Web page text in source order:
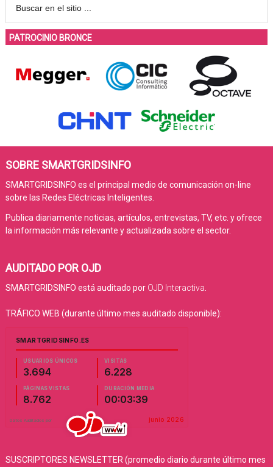
PATROCINIO BRONCE
SOBRE SMARTGRIDSINFO
SMARTGRIDSINFO es el principal medio de comunicación on-line
sobre las Redes Eléctricas Inteligentes.
Publica diariamente noticias, artículos, entrevistas, TV, etc. y ofrece
la información más relevante y actualizada sobre el sector.
AUDITADO POR OJD
SMARTGRIDSINFO está auditado por OJD Interactiva.
TRÁFICO WEB (durante último mes auditado disponible):
SUSCRIPTORES NEWSLETTER (promedio diario durante último mes